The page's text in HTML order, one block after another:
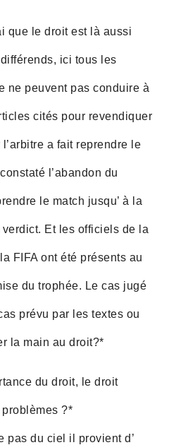
que le droit est là aussi
ici tous les
ne peuvent pas conduire à
cités pour revendiquer
a fait reprendre le
l’abandon du
le match jusqu’ à la
Et les officiels de la
FIFA ont été présents au
du trophée. Le cas jugé
prévu par les textes ou
la main au droit?*
du droit, le droit
?*
pas du ciel il provient d’